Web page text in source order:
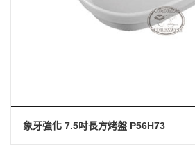
象牙強化 7.5吋長方烤盤 P56H73